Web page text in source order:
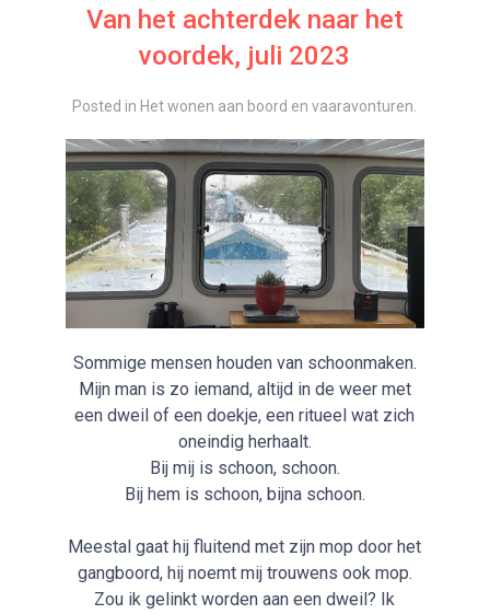
Van het achterdek naar het
voordek, juli 2023
Posted in Het wonen aan boord en vaaravonturen
Sommige mensen houden van schoonmaken.
Mijn man is zo iemand, altijd in de weer met
een dweil of een doekje, een ritueel wat zich
oneindig herhaalt.
Bij mij is schoon, schoon.
Bij hem is schoon, bijna schoon.
Meestal gaat hij fluitend met zijn mop door het
gangboord, hij noemt mij trouwens ook mop.
Zou ik gelinkt worden aan een dweil? Ik